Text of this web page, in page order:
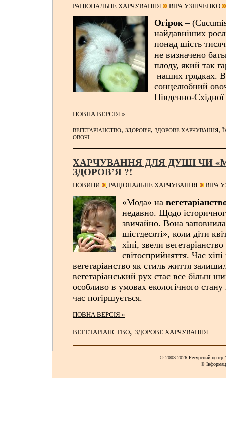
РАЦІОНАЛЬНЕ ХАРЧУВАННЯ ВІРА УЗНІЧЕНКО
Огірок–
найдавніших
понад шість
не визначено
плоду, який так
наших грядках.
сонцелюбний
Південно-Східної
ПОВНА ВЕРСІЯ »
ВЕГЕТАРІАНСТВО, ЗДОРОВ'Я, ЗДОРОВЕ ХАРЧУВАННЯ,
ОВОЧІ
ХАРЧУВАННЯ ДЛЯ ДУШІ ЧИ
ЗДОРОВ’Я ?!
НОВИНИ , РАЦІОНАЛЬНЕ ХАРЧУВАННЯ ВІРА
«Мода» на
недавно. Щодо
звичайно. Вона заповнила
шістдесяті», коли діти
хіпі, звели
світосприйняття. Час
вегетаріанство як стиль життя
вегетаріанський рух стає все більш
особливо в умовах екологічного
час погіршується.
ПОВНА ВЕРСІЯ »
ВЕГЕТАРІАНСТВО, ЗДОРОВЕ ХАРЧУВАННЯ
© 2003-2026 Ресурсний
©